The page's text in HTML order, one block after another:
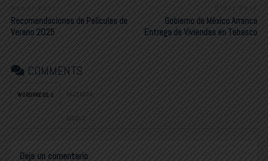
Newer Post
Recomendaciones de Películas de
Verano 2025
Older Post
Gobierno de México Arranca
Entrega de Viviendas en Tabasco
COMMENTS
WORDPRESS: 0 FACEBOOK:
DISQUS:
Deja un comentario